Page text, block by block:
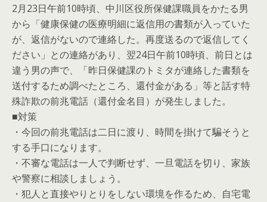
2月23日午前10時頃、中川区役所保健課職員をかたる男
から「健康保健の医療明細に返信用の書類が入っていた
が、返信がないので連絡した。再度送るので返信してく
ださい」との連絡があり、翌24日午前10時頃、前日とは
違う男の声で、「昨日保健課のトミタが連絡した書類を
送付するため調べたところ、還付金がある」等と話す特
殊詐欺の前兆電話（還付金名目）が発生しました。
■対策
・今回の前兆電話は二日に渡り、時間を掛けて騙そうと
する手口になります。
・不審な電話は一人で判断せず、一旦電話を切り、家族
や警察に相談しましょう。
・犯人と直接やりとりをしない環境を作るため、自宅電